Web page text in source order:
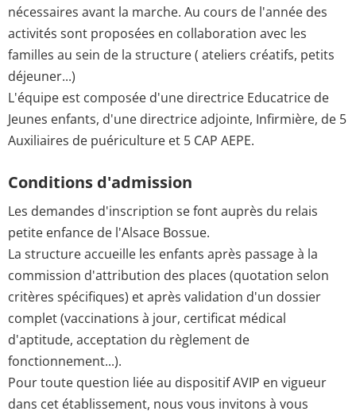
nécessaires avant la marche. Au cours de l'année des
activités sont proposées en collaboration avec les
familles au sein de la structure ( ateliers créatifs, petits
déjeuner...)
L'équipe est composée d'une directrice Educatrice de
Jeunes enfants, d'une directrice adjointe, Infirmière, de 5
Auxiliaires de puériculture et 5 CAP AEPE.
Conditions d'admission
Les demandes d'inscription se font auprès du relais
petite enfance de l'Alsace Bossue.
La structure accueille les enfants après passage à la
commission d'attribution des places (quotation selon
critères spécifiques) et après validation d'un dossier
complet (vaccinations à jour, certificat médical
d'aptitude, acceptation du règlement de
fonctionnement...).
Pour toute question liée au dispositif AVIP en vigueur
dans cet établissement, nous vous invitons à vous